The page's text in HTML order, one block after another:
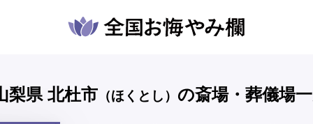
梨県 北杜市 （ほくとし） の斎場・葬儀場